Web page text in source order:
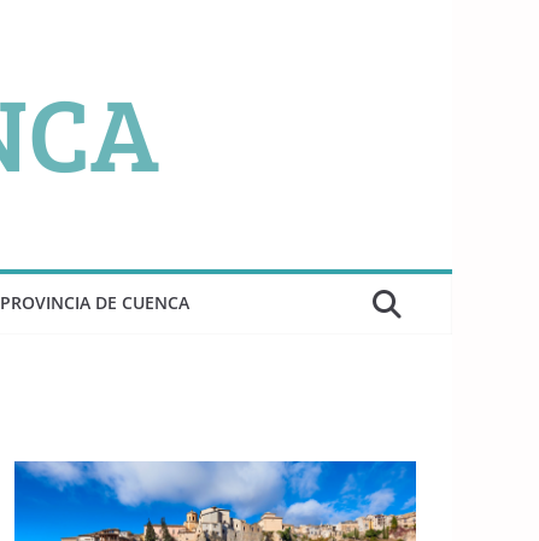
PROVINCIA DE CUENCA